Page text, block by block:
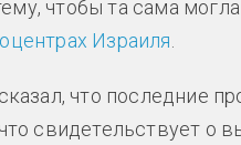
чтобы та сама
Израиля.
что последние
свидетельствует о